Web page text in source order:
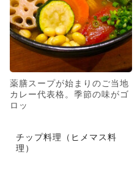
薬膳スープが始まりのご当地
カレー代表格。季節の味がゴ
ロッ
チップ料理（ヒメマス料
理）